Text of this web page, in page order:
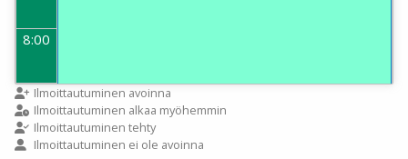
8:00
9:00
10:00
Ilmoittautuminen avoinna
Ilmoittautuminen alkaa myöhemmin
Ilmoittautuminen tehty
Ilmoittautuminen ei ole avoinna